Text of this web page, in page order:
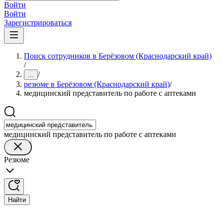
Войти
Войти
Зарегистрироваться
Поиск сотрудников в Берёзовом (Краснодарский край)
/
... /
резюме в Берёзовом (Краснодарский край)/
медицинский представитель по работе с аптеками
медицинский представитель по работе с аптеками
Резюме
Найти